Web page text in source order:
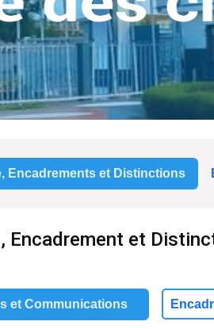
Encadrements et Distinctions
Encadrement et
Publications et Communications